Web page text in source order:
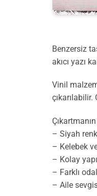
Benzersiz
akıcı yazı
Vinil
– Siyah
– Kelebek
– Kolay
– Farklı
– Aile